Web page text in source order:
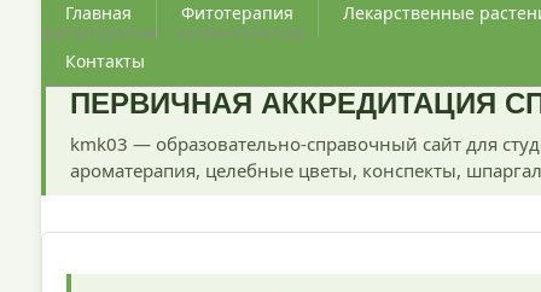
ФИТОТЕРАПИЯ · АРОМАТЕРАПИЯ
Главная Фитотерапия Лекарственные
Контакты
ПЕРВИЧНАЯ АККРЕДИТАЦИЯ
kmk03 — образовательно-справочный сайт для
ароматерапия, целебные цветы, конспекты,